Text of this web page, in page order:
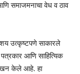
समाजमनाचा वेध व ठाव
उत्कृष्टपणे साकारले
आणि साहित्यिक
लेखन केले आहे. हा